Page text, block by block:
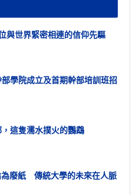
與世界緊密相連的信仰先驅
學院成立及首期幹部培訓班招
這隻濡水撲火的鸚鵡
為廢紙 傳統大學的未來在人脈